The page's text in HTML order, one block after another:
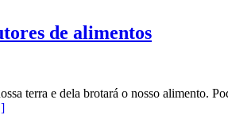
de alimentos
terra e dela brotará o nosso alimento.